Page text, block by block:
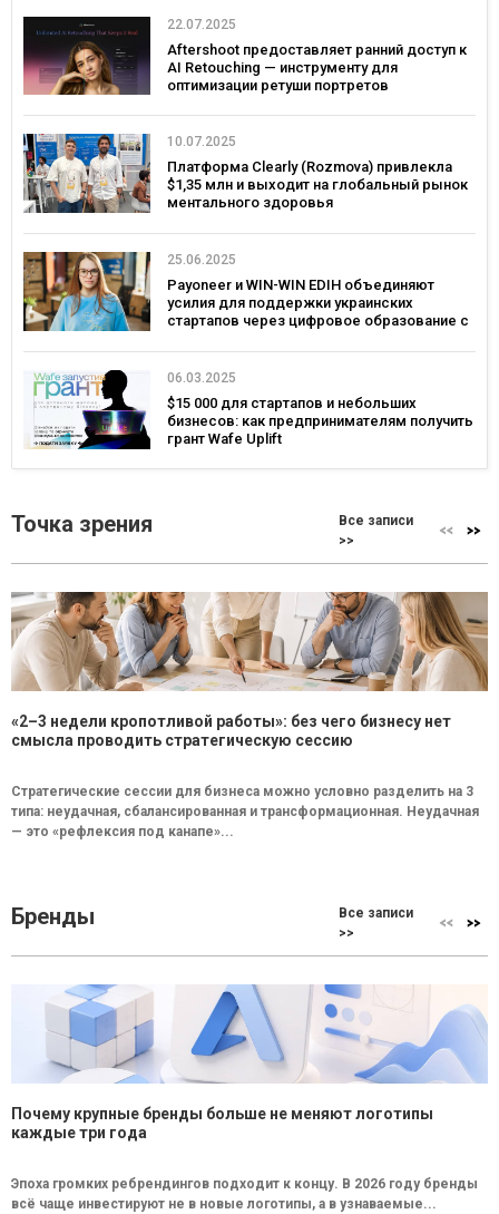
22.07.2025
Aftershoot предоставляет ранний доступ к
AI Retouching — инструменту для
оптимизации ретуши портретов
10.07.2025
Платформа Clearly (Rozmova) привлекла
$1,35 млн и выходит на глобальный рынок
ментального здоровья
25.06.2025
Payoneer и WIN-WIN EDIH объединяют
усилия для поддержки украинских
стартапов через цифровое образование с
06.03.2025
$15 000 для стартапов и небольших
бизнесов: как предпринимателям получить
грант Wafe Uplift
Точка зрения
Все записи
>>
«2–3 недели кропотливой работы»: без чего бизнесу нет
смысла проводить стратегическую сессию
Стратегические сессии для бизнеса можно условно разделить на 3
типа: неудачная, сбалансированная и трансформационная. Неудачная
— это «рефлексия под канапе»...
Бренды
Все записи
>>
Почему крупные бренды больше не меняют логотипы
каждые три года
Эпоха громких ребрендингов подходит к концу. В 2026 году бренды
всё чаще инвестируют не в новые логотипы, а в узнаваемые...